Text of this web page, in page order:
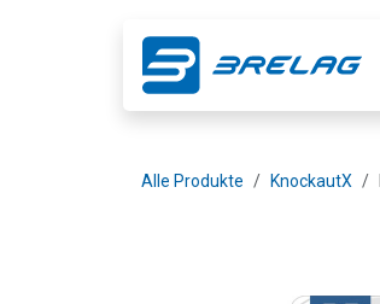
Alle Produkte KnockautX